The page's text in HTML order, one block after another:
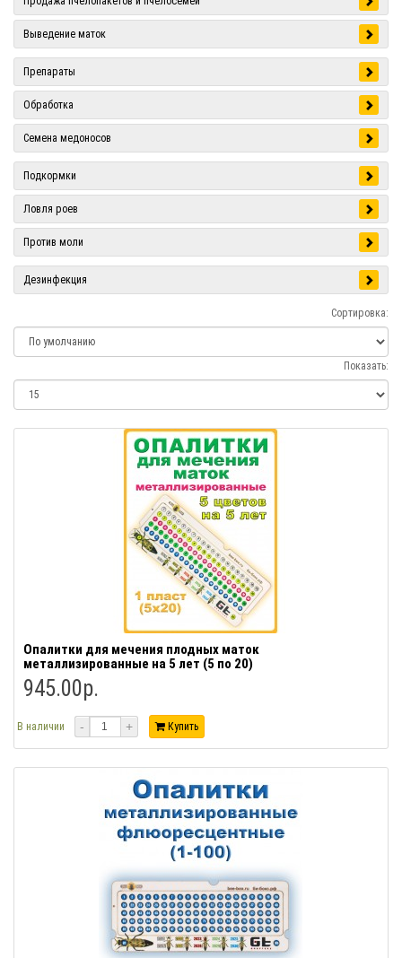
Выведение маток
Препараты
Обработка
Семена медоносов
Подкормки
Ловля роев
Против моли
Дезинфекция
Сортировка:
Показать:
Опалитки для мечения плодных маток
металлизированные на 5 лет (5 по 20)
945.00р.
В наличии - + Купить